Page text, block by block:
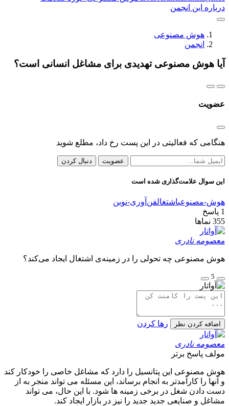
درباره این انجمن
هوش مصنوعی
انجمن
آیا هوش مصنوعی تهدیدی برای مشاغل انسانی است؟
عضویت
هنگامی که فعالیتی در این پست رخ داد، مطلع شوید
عضویت دنبال کردن
این سوال علامت‌گذاری شده است
هوش-مصنوعیاشتغالفن‌آوری-نوین
1 پاسخ
355 نماها
معصومه نادری
هوش مصنوعی چه تحولی را در زمینه‌ی اشتغال ایجاد می‌کند؟
5
اضافه کردن نظر رها کردن
معصومه نادری
مولف پاسخ برتر
هوش مصنوعی این پتانسیل را دارد که مشاغل خاصی را خودکار کند
و آنها را کارآمدتر به انجام برساند، این مسئله می تواند منجر به از
دست دادن شغل در برخی زمینه ها شود. با این حال، می تواند
مشاغل و صنایعی جدید جدید را نیز در بازار ایجاد کند.